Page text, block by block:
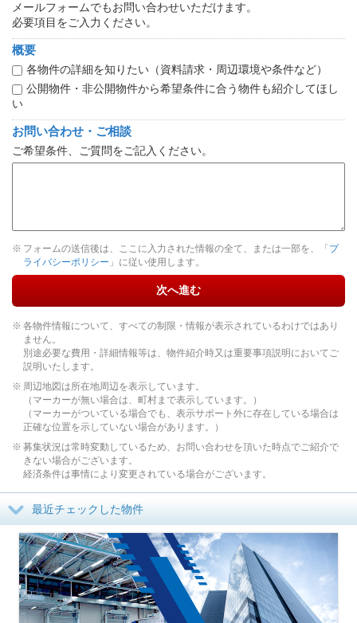
メールフォームでもお問い合わせいただけます。
必要項目をご入力ください。
概要
各物件の詳細を知りたい（資料請求・周辺環境や条件など）
公開物件・非公開物件から希望条件に合う物件も紹介してほし
い
お問い合わせ・ご相談
ご希望条件、ご質問をご記入ください。
フォームの送信後は、ここに入力された情報の全て、または一部を、「 プ
ライバシーポリシー 」に従い使用します。
次へ進む
各物件情報について、すべての制限・情報が表示されているわけではあり
ません。
別途必要な費用・詳細情報等は、物件紹介時又は重要事項説明においてご
説明いたします。
周辺地図は所在地周辺を表示しています。
（マーカーが無い場合は、町村まで表示しています。）
（マーカーがついている場合でも、表示サポート外に存在している場合は
正確な位置を示していない場合があります。）
募集状況は常時変動しているため、お問い合わせを頂いた時点でご紹介で
きない場合がございます。
経済条件は事情により変更されている場合がございます。
最近チェックした物件